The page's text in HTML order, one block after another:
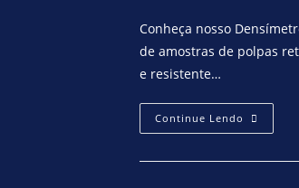
Conheça nosso
de amostras de polpas
e resistente…
Continue Lendo